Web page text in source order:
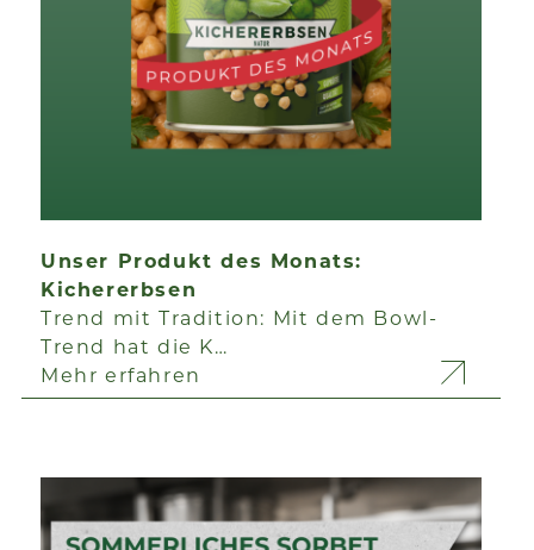
Unser Produkt des Monats:
Kichererbsen
Trend mit Tradition: Mit dem Bowl-
Trend hat die K…
Mehr erfahren